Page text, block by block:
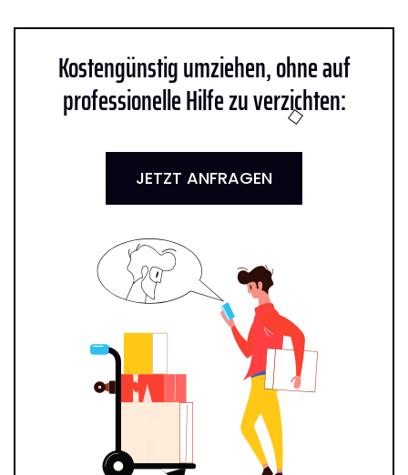
Kostengünstig umziehen, ohne auf
professionelle Hilfe zu verzichten:
JETZT ANFRAGEN